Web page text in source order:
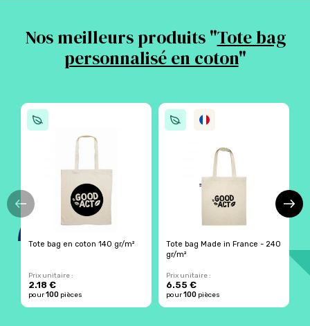
Nos meilleurs produits "Tote bag
personnalisé en coton"
Tote bag en coton 140 gr/m²
Prix unitaire :
2.18 €
pour100 pièces
Tote bag Made in France - 240
gr/m²
Prix unitaire :
6.55 €
pour100 pièces